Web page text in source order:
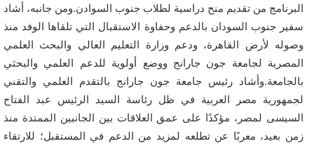
البرنامج من تقديم منح دراسية لطلاب جنوب السوادن.ومن جانبه، أشاد
سفير جنوب السودان بالدعم وحفاوة الاستقبال التي تلقاها الوفد منذ
وصوله لأرض القاهرة، ودعم وزارة التعليم العالي والبحث العلمي
المصرية لجامعة جون جارانج ووضع أولوية للدعم العلمي والبحثي
بالجامعة.وأشاد رئيس جامعة جون جارانج بالتقدم العلمي والتقني
لجمهورية مصر العربية في ظل رئاسة السيد الرئيس عبد الفتاح
السيسى لمصر، مؤكدًا على عمق العلاقات بين الجانبين الممتدة منذ
زمن بعيد، معربًا عن تطلعه لمزيد من الدعم في المستقبل؛ للارتقاء